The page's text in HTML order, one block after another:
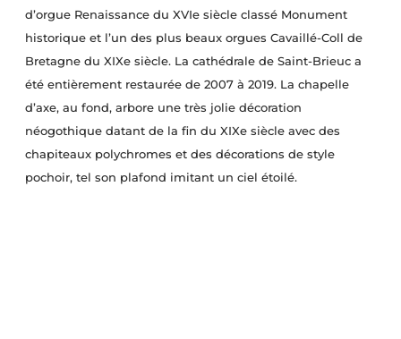
d’orgue Renaissance du XVIe siècle classé Monument
historique et l’un des plus beaux orgues Cavaillé-Coll de
Bretagne du XIXe siècle. La cathédrale de Saint-Brieuc a
été entièrement restaurée de 2007 à 2019. La chapelle
d’axe, au fond, arbore une très jolie décoration
néogothique datant de la fin du XIXe siècle avec des
chapiteaux polychromes et des décorations de style
pochoir, tel son plafond imitant un ciel étoilé.